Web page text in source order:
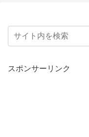
スポンサーリンク